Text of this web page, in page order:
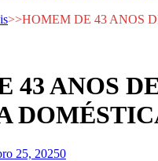
>>HOMEM DE 43 ANOS
43 ANOS
25, 20250